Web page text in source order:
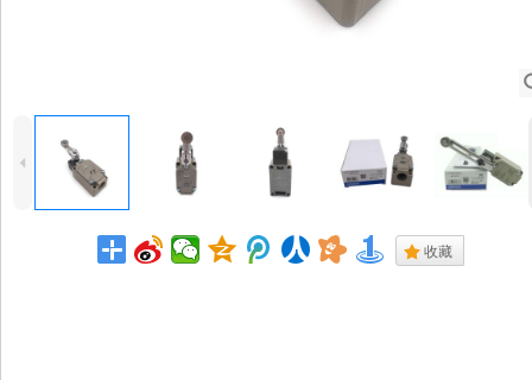
4
. 收藏